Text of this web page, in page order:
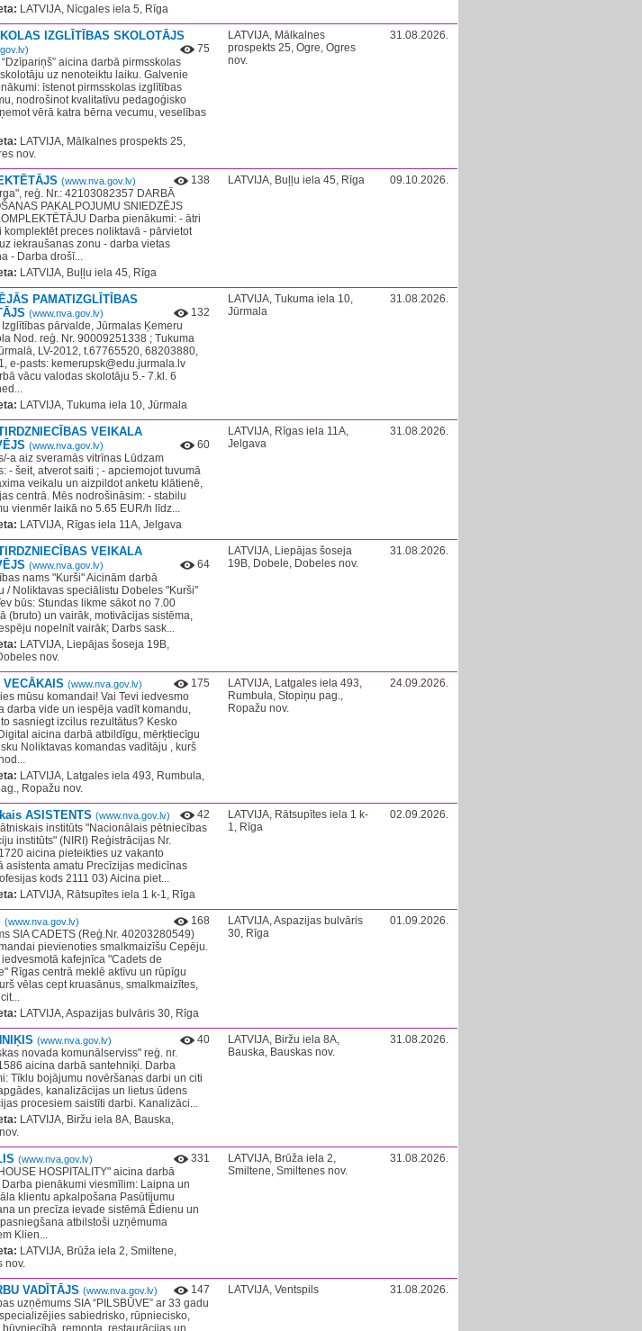
LATVIJA, Nīcgales iela 5, Rīga
IZGLĪTĪBAS SKOLOTĀJS
75
aicina darbā pirmsskolas
uz nenoteiktu laiku. Galvenie
īstenot pirmsskolas izglītības
nodrošinot kvalitatīvu pedagoģisko
vērā katra bērna vecumu, veselības
LATVIJA, Mālkalnes prospekts 25,
nov.
LATVIJA, Mālkalnes
prospekts 25, Ogre, Ogres
nov.
31.08.2026.
(www.nva.gov.lv)
138
reģ. Nr.: 42103082357 DARBĀ
PAKALPOJUMU SNIEDZĒJS
Darba pienākumi: - ātri
komplektēt preces noliktavā - pārvietot
iekraušanas zonu - darba vietas
- Darba drošī...
LATVIJA, Buļļu iela 45, Rīga
LATVIJA, Buļļu iela 45, Rīga 09.10.2026.
PAMATIZGLĪTĪBAS
(www.nva.gov.lv)
132
pārvalde, Jūrmalas Ķemeru
Nod. reģ. Nr. 90009251338 ; Tukuma
LV-2012, t.67765520, 68203880,
e-pasts: kemerupsk@edu.jurmala.lv
vācu valodas skolotāju 5.- 7.kl. 6
LATVIJA, Tukuma iela 10, Jūrmala
LATVIJA, Tukuma iela 10,
Jūrmala
31.08.2026.
VEIKALA
(www.nva.gov.lv)
60
a aiz sveramās vitrīnas Lūdzam
- šeit, atverot saiti ; - apciemojot tuvumā
veikalu un aizpildot anketu klātienē,
centrā. Mēs nodrošināsim: - stabilu
vienmēr laikā no 5.65 EUR/h līdz...
LATVIJA, Rīgas iela 11A, Jelgava
LATVIJA, Rīgas iela 11A,
Jelgava
31.08.2026.
VEIKALA
(www.nva.gov.lv)
64
nams "Kurši" Aicinām darbā
/ Noliktavas speciālistu Dobeles "Kurši"
būs: Stundas likme sākot no 7.00
(bruto) un vairāk, motivācijas sistēma,
nopelnīt vairāk; Darbs sask...
LATVIJA, Liepājas šoseja 19B,
nov.
LATVIJA, Liepājas šoseja
19B, Dobele, Dobeles nov.
31.08.2026.
VECĀKAIS (www.nva.gov.lv)
175
mūsu komandai! Vai Tevi iedvesmo
darba vide un iespēja vadīt komandu,
sasniegt izcilus rezultātus? Kesko
aicina darbā atbildīgu, mērķtiecīgu
Noliktavas komandas vadītāju , kurš
LATVIJA, Latgales iela 493, Rumbula,
Ropažu nov.
LATVIJA, Latgales iela 493,
Rumbula, Stopiņu pag.,
Ropažu nov.
24.09.2026.
ASISTENTS (www.nva.gov.lv)
42
institūts "Nacionālais pētniecības
institūts" (NIRI) Reģistrācijas Nr.
aicina pieteikties uz vakanto
asistenta amatu Precīzijas medicīnas
kods 2111 03) Aicina piet...
LATVIJA, Rātsupītes iela 1 k-1, Rīga
LATVIJA, Rātsupītes iela 1 k-
1, Rīga
02.09.2026.
(www.nva.gov.lv)
168
SIA CADETS (Reģ.Nr. 40203280549)
pievienoties smalkmaizīšu Cepēju.
iedvesmotā kafejnīca "Cadets de
Rīgas centrā meklē aktīvu un rūpīgu
vēlas cept kruasānus, smalkmaizītes,
LATVIJA, Aspazijas bulvāris 30, Rīga
LATVIJA, Aspazijas bulvāris
30, Rīga
01.09.2026.
(www.nva.gov.lv)
40
novada komunālserviss" reģ. nr.
aicina darbā santehniķi. Darba
Tīklu bojājumu novēršanas darbi un citi
kanalizācijas un lietus ūdens
procesiem saistīti darbi. Kanalizāci...
LATVIJA, Biržu iela 8A, Bauska,
LATVIJA, Biržu iela 8A,
Bauska, Bauskas nov.
31.08.2026.
(www.nva.gov.lv)
331
HOSPITALITY" aicina darbā
Darba pienākumi viesmīlim: Laipna un
klientu apkalpošana Pasūtījumu
un precīza ievade sistēmā Ēdienu un
atbilstoši uzņēmuma
Klien...
LATVIJA, Brūža iela 2, Smiltene,
nov.
LATVIJA, Brūža iela 2,
Smiltene, Smiltenes nov.
31.08.2026.
VADĪTĀJS (www.nva.gov.lv)
147
uzņēmums SIA “PILSBŪVE” ar 33 gadu
sabiedrisko, rūpniecisko,
remonta, restaurācijas un
LATVIJA, Ventspils 31.08.2026.